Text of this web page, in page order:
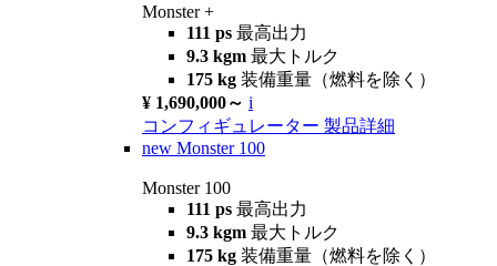
Monster +
111 ps 最高出力
9.3 kgm 最大トルク
175 kg 装備重量（燃料を除く）
¥ 1,690,000～ i
コンフィギュレーター 製品詳細
new Monster 100
Monster 100
111 ps 最高出力
9.3 kgm 最大トルク
175 kg 装備重量（燃料を除く）